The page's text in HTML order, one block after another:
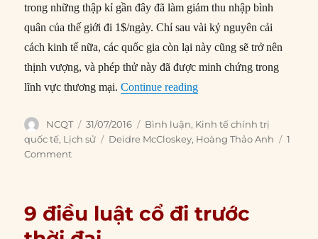
trong những thập kỉ gần đây đã làm giảm thu nhập bình
quân của thế giới đi 1$/ngày. Chỉ sau vài kỷ nguyên cải
cách kinh tế nữa, các quốc gia còn lại này cũng sẽ trở nên
thịnh vượng, và phép thử này đã được minh chứng trong
lĩnh vực thương mại.Continue reading“Nguồn gốc sự thịnh
Author
NCQT
Posted
on
31/07/2016 Categories
Bình luận, Kinh tế chính trị
quốc tế, Lịch sử Tags
Deidre McCloskey, Hoàng Thảo Anh
1
Comment
9 điều luật cổ đi trước